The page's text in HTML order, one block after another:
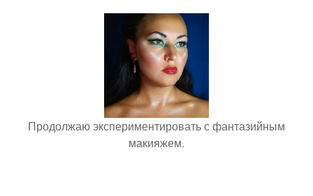
Продолжаю экспериментировать с фантазийным
макияжем.